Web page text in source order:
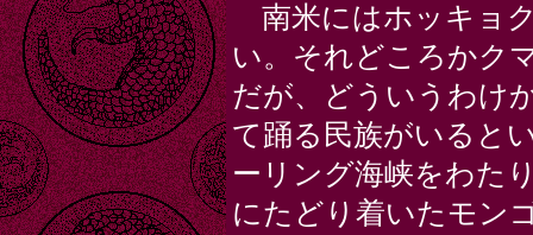
南米にはホッキョ
い。それどころかク
だが、どういうわけ
て踊る民族がいると
ーリング海峡をわた
にたどり着いたモン